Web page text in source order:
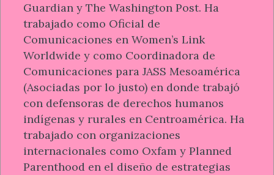
Guardian y The Washington Post. Ha
trabajado como Oficial de
Comunicaciones en Women’s Link
Worldwide y como Coordinadora de
Comunicaciones para JASS Mesoamérica
(Asociadas por lo justo) en donde trabajó
con defensoras de derechos humanos
indígenas y rurales en Centroamérica. Ha
trabajado con organizaciones
internacionales como Oxfam y Planned
Parenthood en el diseño de estrategias